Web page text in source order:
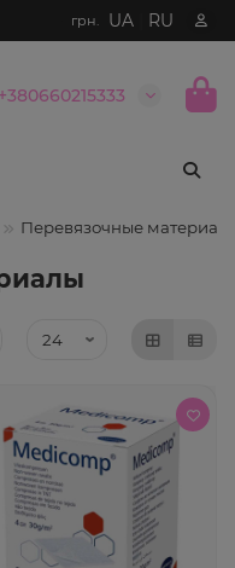
грн. UA RU
+380660215333
Перевязочные